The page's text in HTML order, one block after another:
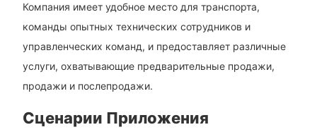
Компания имеет удобное место для транспорта,
команды опытных технических сотрудников и
управленческих команд, и предоставляет различные
услуги, охватывающие предварительные продажи,
продажи и послепродажи.
Сценарии Приложения